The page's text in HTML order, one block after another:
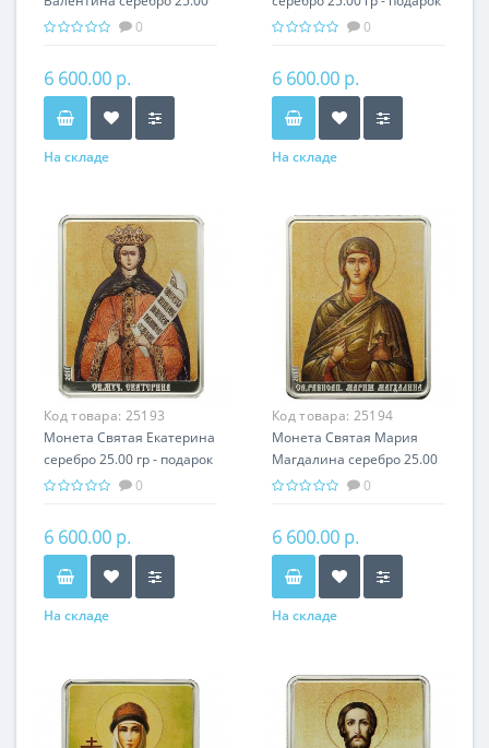
гр - подарок икона имени
0
6 600.00 р.
На складе
икона имени0
6 600.00 р.
На складе
Код товара: 25193
Монета Святая Екатерина
серебро 25.00 гр - подарок
икона имени0
6 600.00 р.
На складе
Код товара: 25194
Монета Святая Мария
Магдалина серебро 25.00
гр - подарок икона имени
0
6 600.00 р.
На складе